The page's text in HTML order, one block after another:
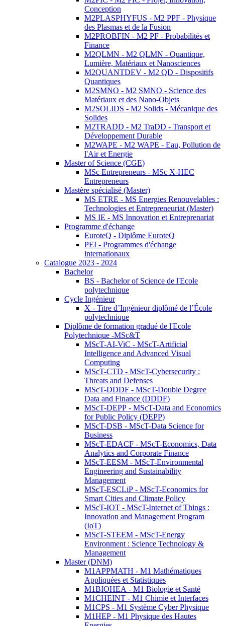
Conception
M2PLASPHYFUS - M2 PPF - Physique
des Plasmas et de la Fusion
M2PROBFIN - M2 PF - Probabilités et
Finance
M2QLMN - M2 QLMN - Quantique,
Lumière, Matériaux et Nanosciences
M2QUANTDEV - M2 QD - Dispositifs
Quantiques
M2SMNO - M2 SMNO - Science des
Matériaux et des Nano-Objets
M2SOLIDS - M2 Solids - Mécanique des
Solides
M2TRADD - M2 TraDD - Transport et
Développement Durable
M2WAPE - M2 WAPE - Eau, Pollution de
l'Air et Energie
Master of Science (CGE)
MSc Entrepreneurs - MSc X-HEC
Entrepreneurs
Mastère spécialisé (Master)
MS ETRE - MS Energies Renouvelables :
Technologies et Entrepreneuriat (Master)
MS IE - MS Innovation et Entreprenariat
Programme d'échange
EuroteQ - Diplôme EuroteQ
PEI - Programmes d'échange
internationaux
Catalogue 2023 - 2024
Bachelor
BS - Bachelor of Science de l'Ecole
polytechnique
Cycle Ingénieur
X - Titre d’Ingénieur diplômé de l’École
polytechnique
Diplôme de formation gradué de l'Ecole
Polytechnique -MSc&T
MScT-AI-ViC - MScT-Artificial
Intelligence and Advanced Visual
Computing
MScT-CTD - MScT-Cybersecurity :
Threats and Defenses
MScT-DDDF - MScT-Double Degree
Data and Finance (DDDF)
MScT-DEPP - MScT-Data and Economics
for Public Policy (DEPP)
MScT-DSB - MScT-Data Science for
Business
MScT-EDACF - MScT-Economics, Data
Analytics and Corporate Finance
MScT-EESM - MScT-Environmental
Engineering and Sustainability
Management
MScT-ESCLiP - MScT-Economics for
Smart Cities and Climate Policy
MScT-IOT - MScT-Internet of Things :
Innovation and Management Program
(IoT)
MScT-STEEM - MScT-Energy
Environment : Science Technology &
Management
Master (DNM)
M1APPMATH - M1 Mathématiques
Appliquées et Statistiques
M1BIOHEA - M1 Biologie et Santé
M1CHEINT - M1 Chimie et Interfaces
M1CPS - M1 Système Cyber Physique
M1HEP - M1 Physique des Hautes